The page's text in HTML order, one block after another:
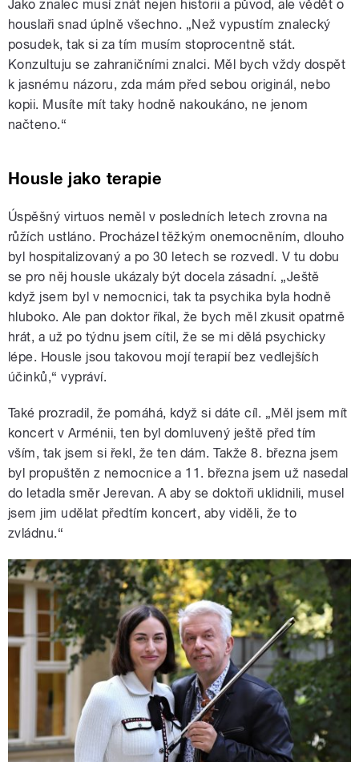
Jako znalec musí znát nejen historii a původ, ale vědět o
houslaři snad úplně všechno. „Než vypustím znalecký
posudek, tak si za tím musím stoprocentně stát.
Konzultuju se zahraničními znalci. Měl bych vždy dospět
k jasnému názoru, zda mám před sebou originál, nebo
kopii. Musíte mít taky hodně nakoukáno, ne jenom
načteno.“
Housle jako terapie
Úspěšný virtuos neměl v posledních letech zrovna na
růžích ustláno. Procházel těžkým onemocněním, dlouho
byl hospitalizovaný a po 30 letech se rozvedl. V tu dobu
se pro něj housle ukázaly být docela zásadní. „Ještě
když jsem byl v nemocnici, tak ta psychika byla hodně
hluboko. Ale pan doktor říkal, že bych měl zkusit opatrně
hrát, a už po týdnu jsem cítil, že se mi dělá psychicky
lépe. Housle jsou takovou mojí terapií bez vedlejších
účinků,“ vypráví.
Také prozradil, že pomáhá, když si dáte cíl. „Měl jsem mít
koncert v Arménii, ten byl domluvený ještě před tím
vším, tak jsem si řekl, že ten dám. Takže 8. března jsem
byl propuštěn z nemocnice a 11. března jsem už nasedal
do letadla směr Jerevan. A aby se doktoři uklidnili, musel
jsem jim udělat předtím koncert, aby viděli, že to
zvládnu.“